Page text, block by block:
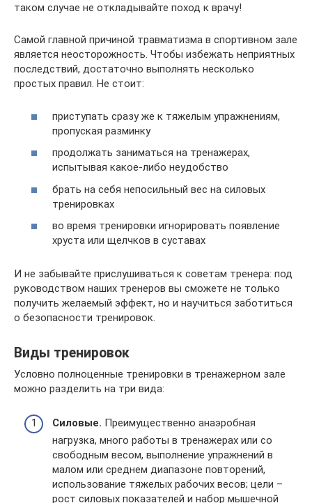
таком случае не откладывайте поход к врачу!
Самой главной причиной травматизма в спортивном зале
является неосторожность. Чтобы избежать неприятных
последствий, достаточно выполнять несколько
простых правил. Не стоит:
приступать сразу же к тяжелым упражнениям,
пропуская разминку
продолжать заниматься на тренажерах,
испытывая какое-либо неудобство
брать на себя непосильный вес на силовых
тренировках
во время тренировки игнорировать появление
хруста или щелчков в суставах
И не забывайте прислушиваться к советам тренера: под
руководством наших тренеров вы сможете не только
получить желаемый эффект, но и научиться заботиться
о безопасности тренировок.
Виды тренировок
Условно полноценные тренировки в тренажерном зале
можно разделить на три вида:
Силовые. Преимущественно анаэробная
нагрузка, много работы в тренажерах или со
свободным весом, выполнение упражнений в
малом или среднем диапазоне повторений,
использование тяжелых рабочих весов; цели –
рост силовых показателей и набор мышечной